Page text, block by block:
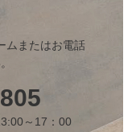
ムまたはお電話
～17：00